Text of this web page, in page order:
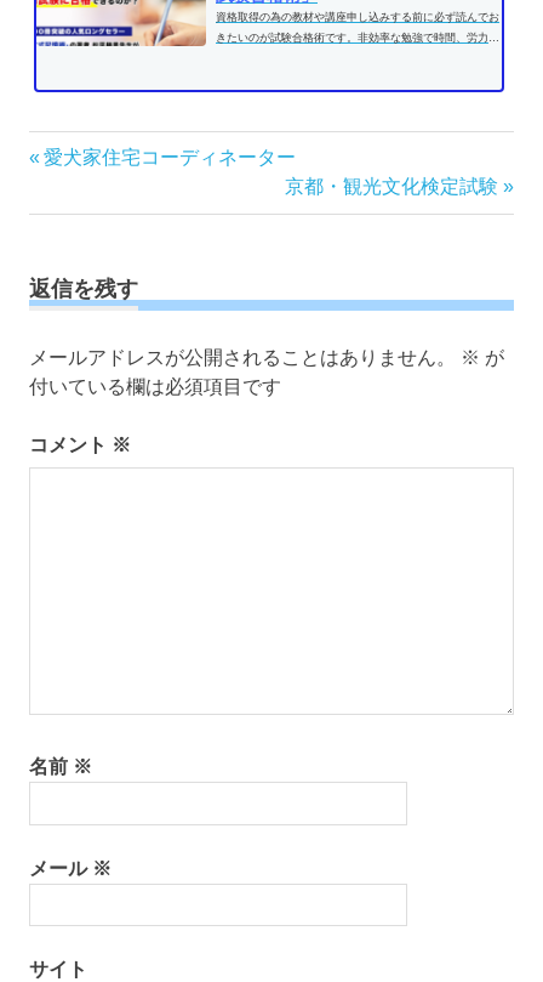
資格取得の為の教材や講座申し込みする前に必ず読んでお
きたいのが試験合格術です。非効率な勉強で時間、労力を
投
ナ
ゲ
シ
ョ
前
記
愛犬家住宅コーディネーター
次
の
京都・観光文化検定試験
返信を残す
メールアドレスが公開されることはありません。 ※ が
付いている欄は必須項目です
コメント ※
名前 ※
メール ※
サイト